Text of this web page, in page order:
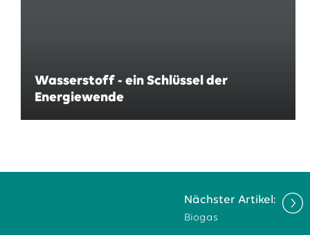
Wasserstoff - ein Schlüssel der
Energiewende
Nächster Artikel:
Biogas